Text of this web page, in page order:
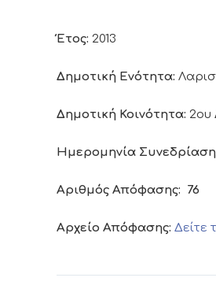
Έτος: 2013
Δημοτική Ενότητα:
Δημοτική Κοινότητα: 2ου
Ημερομηνία
Αριθμός Απόφασης: 76
Αρχείο Απόφασης: Δείτε